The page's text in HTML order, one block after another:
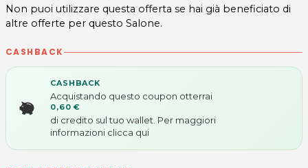
Non puoi utilizzare questa offerta se hai già beneficiato di
altre offerte per questo Salone.
CASHBACK
CASHBACK
Acquistando questo coupon otterrai
0,60 €
di credito sul tuo wallet. Per maggiori
informazioni clicca qui